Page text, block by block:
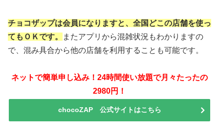
チョコザップは会員になりますと、全国どこの店舗を使っ
てもＯＫです。
またアプリから混雑状況もわかりますの
で、混み具合から他の店舗を利用することも可能です。
ネットで簡単申し込み！24時間使い放題で月々たったの
2980円！
chocoZAP 公式サイトはこちら